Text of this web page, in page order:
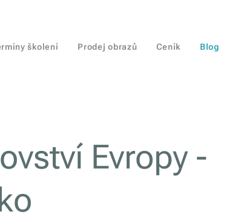
školení Prodej obrazů Ceník Blog
Evropy -